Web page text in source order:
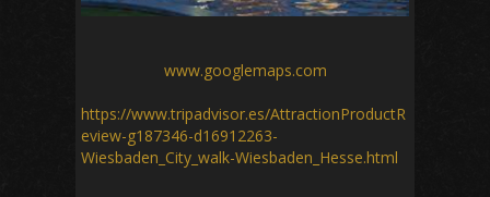
www.googlemaps.com
https://www.tripadvisor.es/AttractionProductR
eview-g187346-d16912263-
Wiesbaden_City_walk-Wiesbaden_Hesse.html